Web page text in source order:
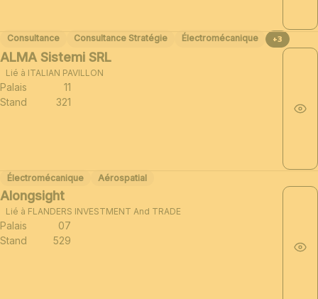
Consultance Consultance Stratégie Électromécanique +3
ALMA Sistemi SRL
Lié à ITALIAN PAVILLON
Palais
11
Stand
321
Électromécanique Aérospatial
Alongsight
Lié à FLANDERS INVESTMENT And TRADE
Palais
07
Stand
529